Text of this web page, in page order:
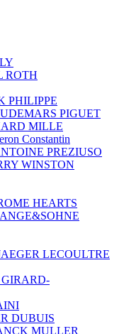
ROTH
PHILIPPE
PIGUET
MILLE
Constantin
PREZIUSO
WINSTON
HEARTS
LECOULTRE
GIRARD-
DUBUIS
MULLER